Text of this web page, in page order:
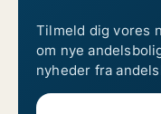
Tilmeld dig vores
om nye
nyheder fra